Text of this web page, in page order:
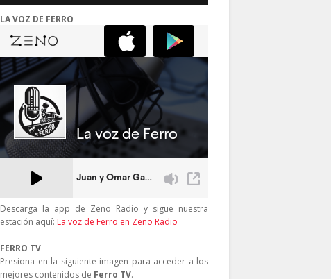
LA VOZ DE FERRO
Descarga la app de Zeno Radio y sigue nuestra
estación aquí: La voz de Ferro en Zeno Radio
FERRO TV
Presiona en la siguiente imagen para acceder a los
mejores contenidos de Ferro TV.